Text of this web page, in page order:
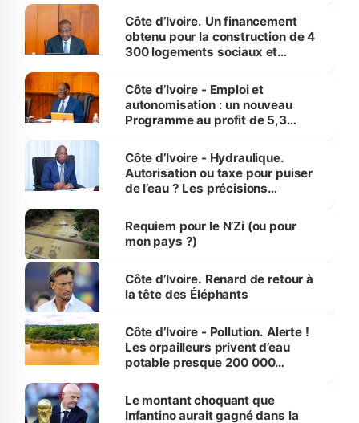
Côte d’Ivoire. Un financement
obtenu pour la construction de 4
300 logements sociaux et
et Yamoussoukro
Côte d’Ivoire - Emploi et
autonomisation : un nouveau
Programme au profit de 5,3
Côte d’Ivoire - Hydraulique.
Autorisation ou taxe pour puiser
de l’eau ? Les précisions
Requiem pour le N’Zi (ou pour
mon pays ?)
Côte d’Ivoire. Renard de retour à
la tête des Éléphants
Côte d’Ivoire - Pollution. Alerte !
Les orpailleurs privent d’eau
potable presque 200 000
Le montant choquant que
Infantino aurait gagné dans la